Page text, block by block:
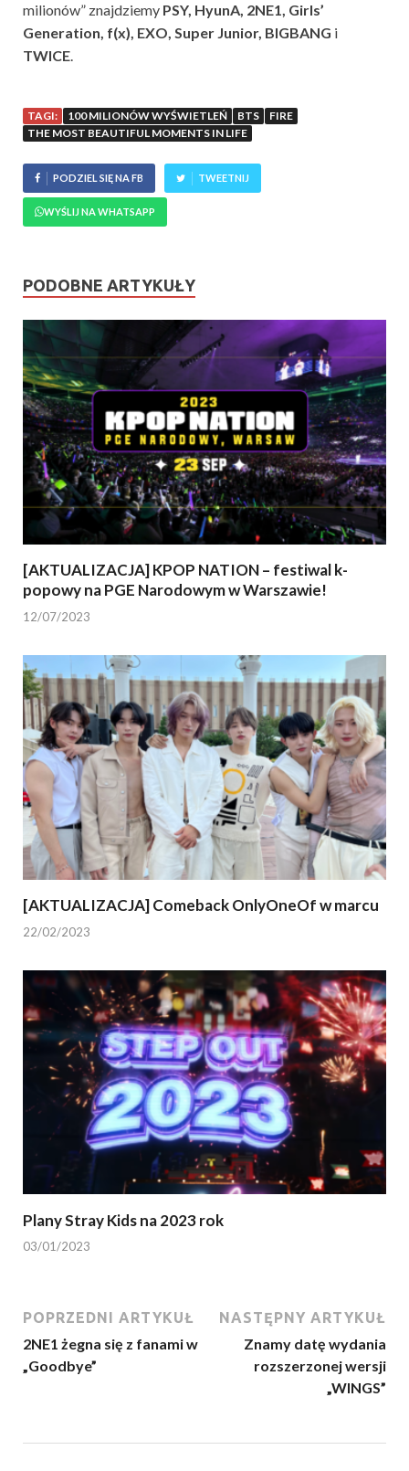
milionów” znajdziemy PSY, HyunA, 2NE1, Girls’
Generation, f(x), EXO, Super Junior, BIGBANG i
TWICE.
TAGI: 100 MILIONÓW WYŚWIETLEŃ BTS
FIRE
THE MOST BEAUTIFUL MOMENTS IN LIFE
PODZIEL SIĘ NA FB TWEETNIJ
WYŚLIJ NA WHATSAPP
PODOBNE ARTYKUŁY
[AKTUALIZACJA] KPOP NATION – festiwal k-
popowy na PGE Narodowym w Warszawie!
12/07/2023
[AKTUALIZACJA] Comeback OnlyOneOf w marcu
22/02/2023
Plany Stray Kids na 2023 rok
03/01/2023
POPRZEDNI ARTYKUŁ
2NE1 żegna się z fanami w
„Goodbye”
NASTĘPNY ARTYKUŁ
Znamy datę wydania
rozszerzonej wersji
„WINGS”